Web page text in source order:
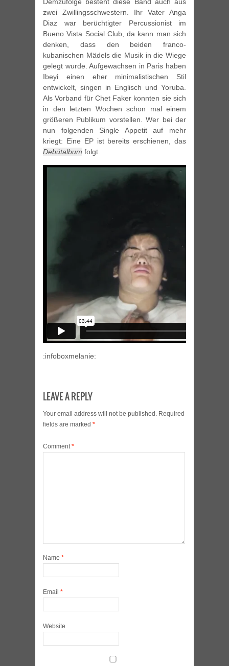
Demzufolge besteht diese Band auch aus
zwei Zwillingsschwestern. Ihr Vater Anga
Diaz war berüchtigter Percussionist im
Bueno Vista Social Club, da kann man sich
denken, dass den beiden franco-
kubanischen Mädels die Musik in die Wiege
gelegt wurde. Aufgewachsen in Paris haben
Ibeyi einen eher minimalistischen Stil
entwickelt, singen in Englisch und Yoruba.
Als Vorband für Chet Faker konnten sie sich
in den letzten Wochen schon mal einem
größeren Publikum vorstellen. Wer bei der
nun folgenden Single Appetit auf mehr
kriegt: Eine EP ist bereits erschienen, das
Debütalbum folgt.
:infoboxmelanie:
LEAVE A REPLY
Your email address will not be published. Required
fields are marked *
Comment*
Name *
Email *
Website